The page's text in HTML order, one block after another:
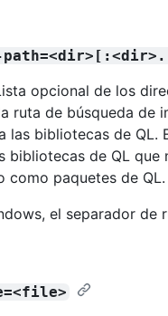
opcional de los
ruta de búsqueda de
las bibliotecas de QL.
bibliotecas de QL que
como paquetes de QL.
el separador de